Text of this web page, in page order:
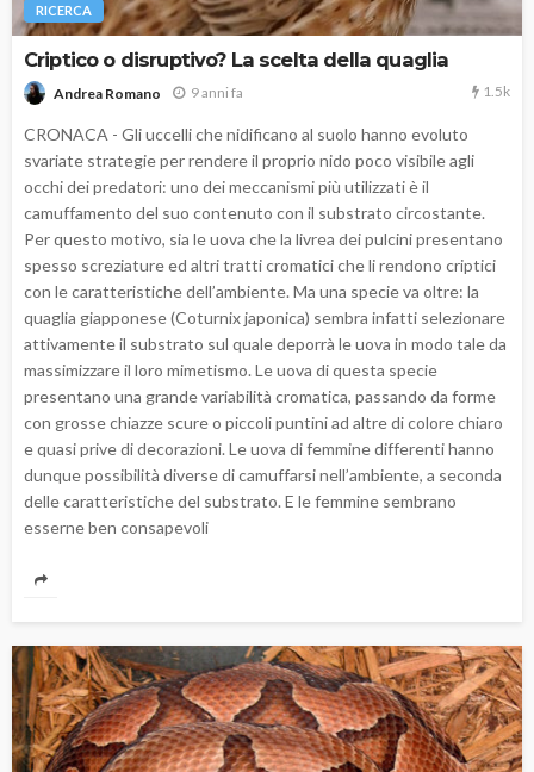
RICERCA
Criptico o disruptivo? La scelta della quaglia
Andrea Romano 9 anni fa 1.5k
CRONACA - Gli uccelli che nidificano al suolo hanno evoluto
svariate strategie per rendere il proprio nido poco visibile agli
occhi dei predatori: uno dei meccanismi più utilizzati è il
camuffamento del suo contenuto con il substrato circostante.
Per questo motivo, sia le uova che la livrea dei pulcini presentano
spesso screziature ed altri tratti cromatici che li rendono criptici
con le caratteristiche dell’ambiente. Ma una specie va oltre: la
quaglia giapponese (Coturnix japonica) sembra infatti selezionare
attivamente il substrato sul quale deporrà le uova in modo tale da
massimizzare il loro mimetismo. Le uova di questa specie
presentano una grande variabilità cromatica, passando da forme
con grosse chiazze scure o piccoli puntini ad altre di colore chiaro
e quasi prive di decorazioni. Le uova di femmine differenti hanno
dunque possibilità diverse di camuffarsi nell’ambiente, a seconda
delle caratteristiche del substrato. E le femmine sembrano
esserne ben consapevoli